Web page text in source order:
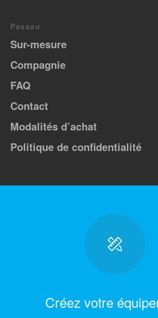
Passau
Sur-mesure
Compagnie
FAQ
Contact
Modalités d’achat
Politique de confidentialité
Créez votre